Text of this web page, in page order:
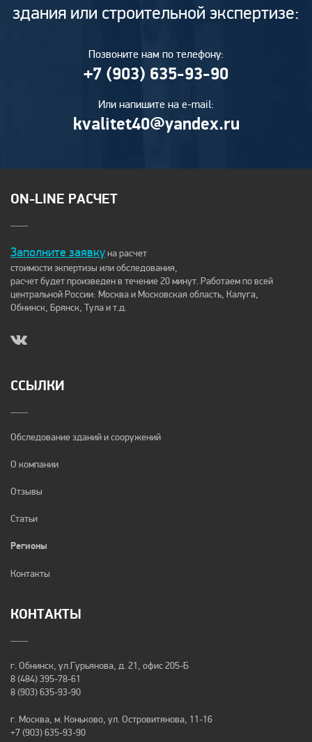
здания или строительной экспертизе:
Позвоните нам по телефону:
+7 (903) 635-93-90
Или напишите на e-mail:
kvalitet40@yandex.ru
ON-LINE РАСЧЕТ
Заполните заявкуна расчет
стоимости экпертизы или обследования,
расчет будет произведен в течение 20 минут. Работаем по всей
центральной России: Москва и Московская область, Калуга,
Обнинск, Брянск, Тула и т.д.
ССЫЛКИ
Обследование зданий и сооружений
О компании
Отзывы
Статьи
Регионы
Контакты
КОНТАКТЫ
г. Обнинск, ул.Гурьянова, д. 21, офис 205-Б
8 (484) 395-78-61
8 (903) 635-93-90
г. Москва, м. Коньково, ул. Островитянова, 11-16
+7 (903) 635-93-90